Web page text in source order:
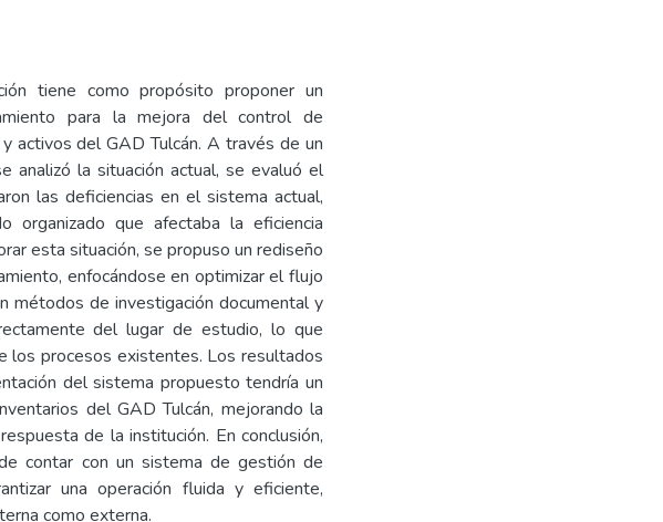
tiene como propósito proponer un
para la mejora del control de
activos del GAD Tulcán. A través de un
analizó la situación actual, se evaluó el
las deficiencias en el sistema actual,
que afectaba la eficiencia
esta situación, se propuso un rediseño
enfocándose en optimizar el flujo
métodos de investigación documental y
del lugar de estudio, lo que
los procesos existentes. Los resultados
del sistema propuesto tendría un
del GAD Tulcán, mejorando la
de la institución. En conclusión,
contar con un sistema de gestión de
una operación fluida y eficiente,
como externa.